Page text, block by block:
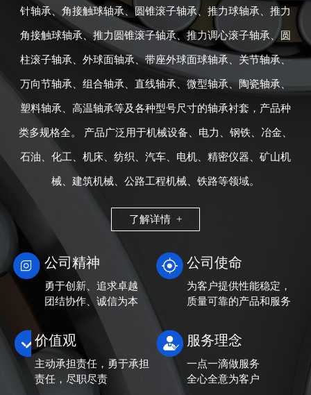
针轴承、角接触球轴承、圆锥滚子轴承、推力球轴承、推力
角接触球轴承、推力圆锥滚子轴承、推力调心滚子轴承、圆
柱滚子轴承、外球面轴承、带座外球面球轴承、关节轴承、
万向节轴承、组合轴承、直线轴承、微型轴承、陶瓷轴承、
塑料轴承、高温轴承等及各种型号尺寸的轴承衬套，产品种
类多规格全。 产品广泛用于机械设备、电力、钢铁、冶金、
石油、化工、机床、纺织、汽车、电机、精密仪器、矿山机
械、建筑机械、公路工程机械、铁路等领域。
了解详情 +
公司精神
勇于创新、追求卓越
团结协作、诚信为本
公司使命
为客户提供性能稳定，
质量可靠的产品和服务
价值观
主动承担责任，勇于承担
责任，尽职尽责
服务理念
一点一滴做服务
全心全意为客户